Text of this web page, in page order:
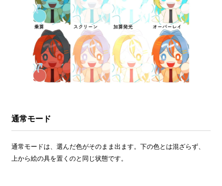
通常モード
通常モードは、選んだ色がそのまま出ます。下の色とは混ざらず、
上から絵の具を置くのと同じ状態です。